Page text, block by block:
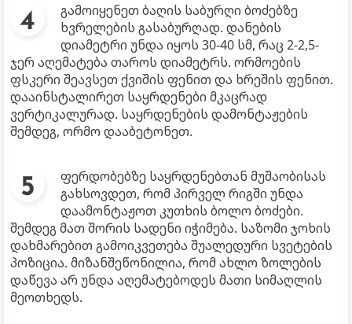
გამოიყენეთ ბაღის საბურღი ბოძებზე
ხვრელების გასაბურღად. დანების
დიამეტრი უნდა იყოს 30-40 სმ, რაც 2-2,5-
ჯერ აღემატება თაროს დიამეტრს. ორმოების
ფსკერი შეავსეთ ქვიშის ფენით და ხრეშის ფენით.
დააინსტალირეთ საყრდენები მკაცრად
ვერტიკალურად. საყრდენების დამონტაჟების
შემდეგ, ორმო დააბეტონეთ.
ფერდობებზე საყრდენებთან მუშაობისას
გახსოვდეთ, რომ პირველ რიგში უნდა
დაამონტაჟოთ კუთხის ბოლო ბოძები.
შემდეგ მათ შორის სადენი იჭიმება. საზომი ჯოხის
დახმარებით გამოიკვეთება შუალედური სვეტების
პოზიცია. მიზანშეწონილია, რომ ახლო ზოლების
დაწევა არ უნდა აღემატებოდეს მათი სიმაღლის
მეოთხედს.